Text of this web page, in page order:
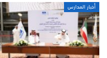
أخبار المدارس